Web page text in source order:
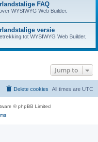
FAQ
WYSIWYG Web Builder.
versie
tot WYSIWYG Web Builder.
Jump to
All times are UTC
Delete cookies
© phpBB Limited